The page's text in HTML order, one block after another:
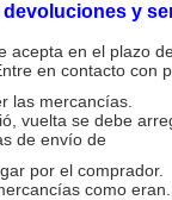
devoluciones y
acepta en el plazo
en contacto con
las mercancías.
vuelta se debe
de envío de
por el comprador.
como